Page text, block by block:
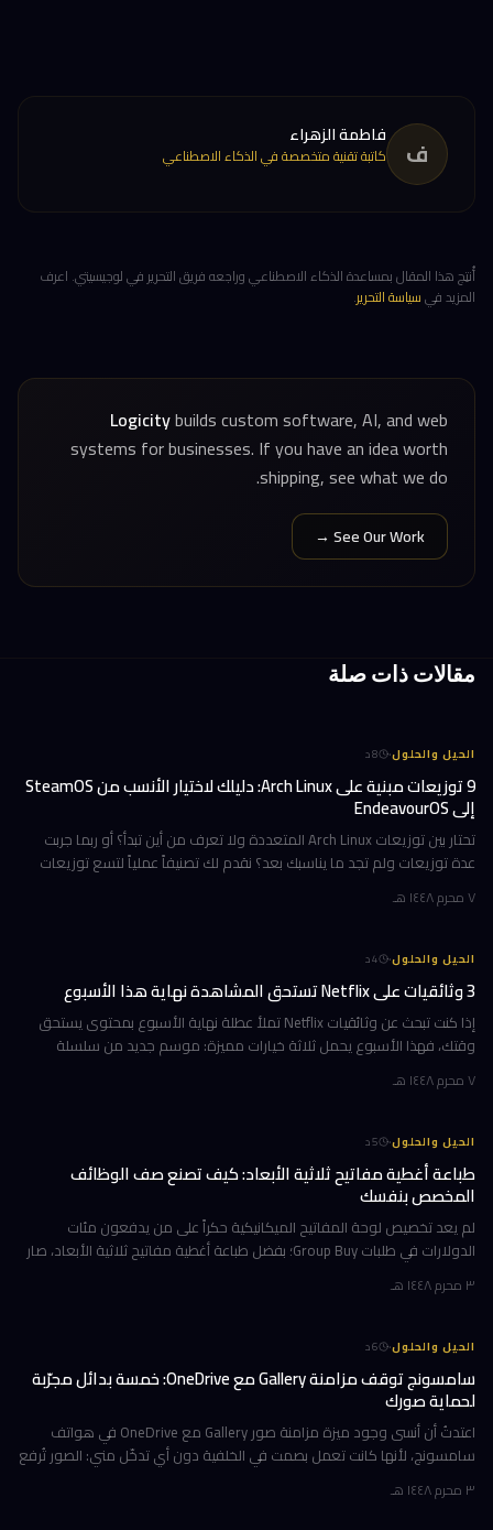
ف فاطمة الزهراء
كاتبة تقنية متخصصة في الذكاء الاصطناعي
أُنتِج هذا المقال بمساعدة الذكاء الاصطناعي وراجعه فريق التحرير في لوجيسيتي. اعرف
المزيد فيسياسة التحرير.
Logicitybuilds custom software, AI, and web
systems for businesses. If you have an idea worth
shipping, see what we do.
See Our Work →
مقالات ذات صلة
الحيل والحلول·
8د
9 توزيعات مبنية على Arch Linux: دليلك لاختيار الأنسب من SteamOS
إلى EndeavourOS
تحتار بين توزيعات Arch Linux المتعددة ولا تعرف من أين تبدأ؟ أو ربما جربت
عدة توزيعات ولم تجد ما يناسبك بعد؟ نقدم لك تصنيفاً عملياً لتسع توزيعات
٧ محرم ١٤٤٨ هـ
الحيل والحلول·
4د
3 وثائقيات على Netflix تستحق المشاهدة نهاية هذا الأسبوع
إذا كنت تبحث عن وثائقيات Netflix تملأ عطلة نهاية الأسبوع بمحتوى يستحق
وقتك، فهذا الأسبوع يحمل ثلاثة خيارات مميزة: موسم جديد من سلسلة
٧ محرم ١٤٤٨ هـ
الحيل والحلول·
5د
طباعة أغطية مفاتيح ثلاثية الأبعاد: كيف تصنع صف الوظائف
المخصص بنفسك
لم يعد تخصيص لوحة المفاتيح الميكانيكية حكراً على من يدفعون مئات
الدولارات في طلبات Group Buy؛ بفضل طباعة أغطية مفاتيح ثلاثية الأبعاد، صار
٣ محرم ١٤٤٨ هـ
الحيل والحلول·
6د
سامسونج توقف مزامنة Gallery مع OneDrive: خمسة بدائل مجرّبة
لحماية صورك
اعتدتُ أن أنسى وجود ميزة مزامنة صور Gallery مع OneDrive في هواتف
سامسونج، لأنها كانت تعمل بصمت في الخلفية دون أي تدخّل مني: الصور تُرفع
٣ محرم ١٤٤٨ هـ